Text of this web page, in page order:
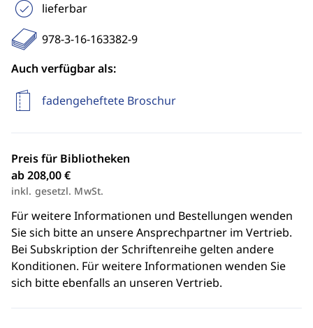
lieferbar
978-3-16-163382-9
Auch verfügbar als:
fadengeheftete Broschur
Preis für Bibliotheken
ab 208,00 €
inkl. gesetzl. MwSt.
Für weitere Informationen und Bestellungen wenden
Sie sich bitte an unsere Ansprechpartner im Vertrieb.
Bei Subskription der Schriftenreihe gelten andere
Konditionen. Für weitere Informationen wenden Sie
sich bitte ebenfalls an unseren Vertrieb.